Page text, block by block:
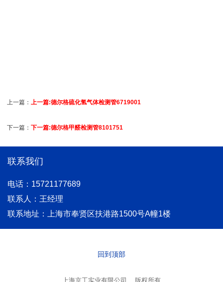
上一篇： 上一篇:德尔格硫化氢气体检测管6719001
下一篇： 下一篇:德尔格甲醛检测管8101751
联系我们
电话：15721177689
联系人：王经理
联系地址：上海市奉贤区扶港路1500号A幢1楼
回到顶部
上海京工实业有限公司 版权所有